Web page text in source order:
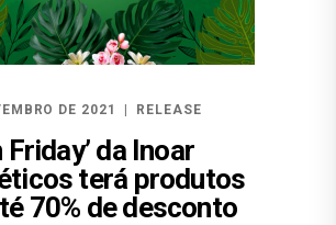
DE 2021 RELEASE
Friday’ da Inoar
terá produtos
70% de desconto